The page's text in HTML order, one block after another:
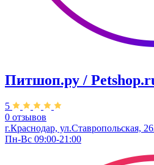
Питшоп.ру /
5
0 отзывов
г.Краснодар, ул.Ставропольская,
Пн-Вс 09:00-21:00